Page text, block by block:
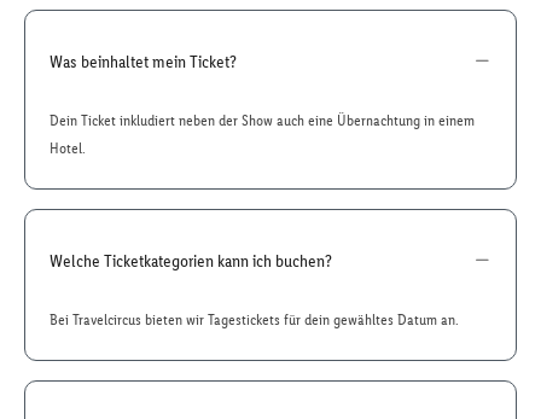
Was beinhaltet mein Ticket?
Dein Ticket inkludiert neben der Show auch eine Übernachtung in einem
Hotel.
Welche Ticketkategorien kann ich buchen?
Bei Travelcircus bieten wir Tagestickets für dein gewähltes Datum an.